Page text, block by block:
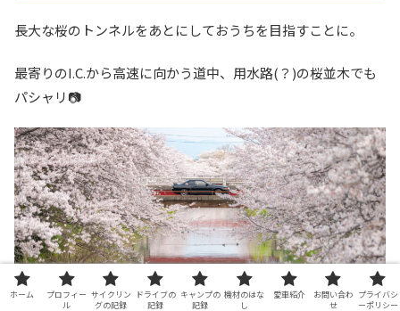
長大な桜のトンネルをあとにしておうちを目指すことに。
最寄りのI.C.から高速に向かう道中、用水路(？)の桜並木でも
パシャリ📷
ホーム
プロフィー
ル
サイクリン
グの記録
ドライブの
記録
キャンプの
記録
機材のはな
し
愛車紹介
お問い合わ
せ
プライバシ
ーポリシー